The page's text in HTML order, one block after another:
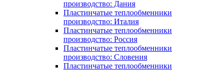
производство: Дания
Пластинчатые теплообменники
производство: Италия
Пластинчатые теплообменники
производство: Россия
Пластинчатые теплообменники
производство: Словения
Пластинчатые теплообменники